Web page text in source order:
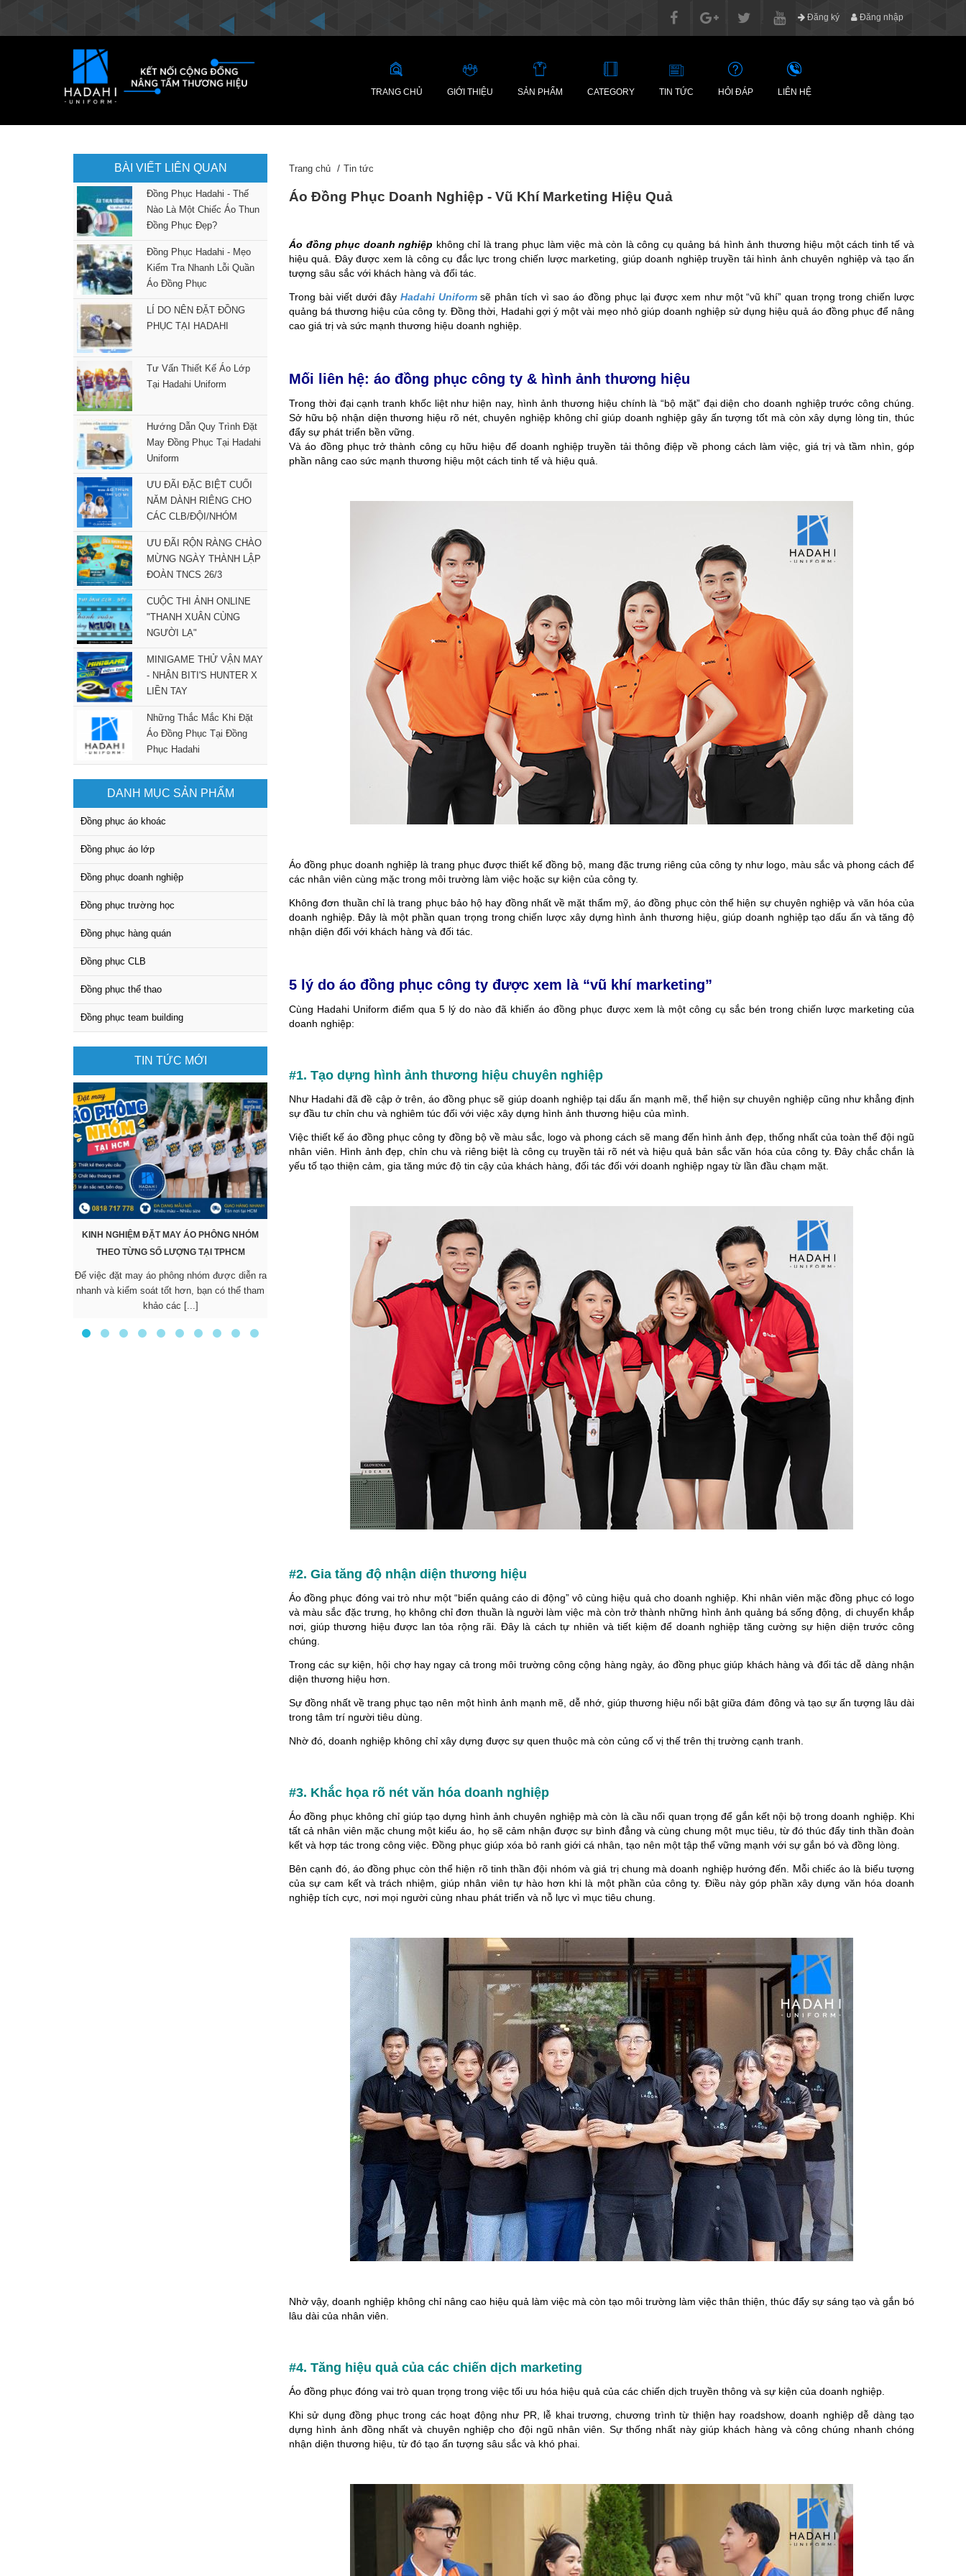
Đăng ký Đăng nhập
TRANG CHỦ GIỚI THIỆU SẢN PHẨM CATEGORY TIN TỨC HỎI ĐÁP LIÊN HỆ
BÀI VIẾT LIÊN QUAN
Đồng Phục Hadahi - Thế
Nào Là Một Chiếc Áo Thun
Đồng Phục Đẹp?
Đồng Phục Hadahi - Mẹo
Kiểm Tra Nhanh Lỗi Quần
Áo Đồng Phục
LÍ DO NÊN ĐẶT ĐỒNG
PHỤC TẠI HADAHI
Tư Vấn Thiết Kế Áo Lớp
Tại Hadahi Uniform
Hướng Dẫn Quy Trình Đặt
May Đồng Phục Tại Hadahi
Uniform
ƯU ĐÃI ĐẶC BIỆT CUỐI
NĂM DÀNH RIÊNG CHO
CÁC CLB/ĐỘI/NHÓM
ƯU ĐÃI RỘN RÀNG CHÀO
MỪNG NGÀY THÀNH LẬP
ĐOÀN TNCS 26/3
CUỘC THI ẢNH ONLINE
"THANH XUÂN CÙNG
NGƯỜI LẠ"
MINIGAME THỬ VẬN MAY
- NHẬN BITI'S HUNTER X
LIỀN TAY
Những Thắc Mắc Khi Đặt
Áo Đồng Phục Tại Đồng
Phục Hadahi
DANH MỤC SẢN PHẨM
Đồng phục áo khoác
Đồng phục áo lớp
Đồng phục doanh nghiệp
Đồng phục trường học
Đồng phục hàng quán
Đồng phục CLB
Đồng phục thể thao
Đồng phục team building
TIN TỨC MỚI
KINH NGHIỆM ĐẶT MAY ÁO PHÔNG NHÓM
THEO TỪNG SỐ LƯỢNG TẠI TPHCM
Để việc đặt may áo phông nhóm được diễn ra
nhanh và kiểm soát tốt hơn, bạn có thể tham
khảo các [...]
KHÔNG CẦN CHỜ LÂU, ĐỒNG PHỤC MAY
SẴN VẪN ĐẸP VÀ CHUYÊN NGHIỆP
Các mẫu áo đồng phục may sẵn đang nhận
được nhiều sự quan tâm của người làm
doanh nghiệp trong [...]
ĐỔI MỚI MAY ĐỒNG PHỤC HỒ CHÍ MINH ĐỂ
BỨT PHÁ 6 THÁNG CUỐI NĂM!
Cung cấp giải pháp may đồng phục chuyên
nghiệp: Tư vấn - Thiết kế - Xử lý đơn hàng
nhanh chóng. Đa [...]
XU HƯỚNG NHỮNG MẪU ÁO ĐỒNG PHỤC
ĐƯỢC ƯA CHUỘNG TẠI HADAHI 2026
Cập nhật các mẫu áo đồng phục được ưa
chuộng tại Hadahi 2026 dành cho công ty, hội
nhóm, sự kiện. [...]
Trang chủ Tin tức
Áo Đồng Phục Doanh Nghiệp - Vũ Khí Marketing Hiệu Quả
Áo đồng phục doanh nghiệp không chỉ là trang phục làm việc mà còn là công cụ quảng bá hình ảnh thương hiệu một cách tinh tế và
hiệu quả. Đây được xem là công cụ đắc lực trong chiến lược marketing, giúp doanh nghiệp truyền tải hình ảnh chuyên nghiệp và tạo ấn
tượng sâu sắc với khách hàng và đối tác.
Trong bài viết dưới đây Hadahi Uniformsẽ phân tích vì sao áo đồng phục lại được xem như một “vũ khí” quan trọng trong chiến lược
quảng bá thương hiệu của công ty. Đồng thời, Hadahi gợi ý một vài mẹo nhỏ giúp doanh nghiệp sử dụng hiệu quả áo đồng phục để nâng
cao giá trị và sức mạnh thương hiệu doanh nghiệp.
Mối liên hệ: áo đồng phục công ty & hình ảnh thương hiệu
Trong thời đại cạnh tranh khốc liệt như hiện nay, hình ảnh thương hiệu chính là “bộ mặt” đại diện cho doanh nghiệp trước công chúng.
Sở hữu bộ nhận diện thương hiệu rõ nét, chuyên nghiệp không chỉ giúp doanh nghiệp gây ấn tượng tốt mà còn xây dựng lòng tin, thúc
đẩy sự phát triển bền vững.
Và áo đồng phục trở thành công cụ hữu hiệu để doanh nghiệp truyền tải thông điệp về phong cách làm việc, giá trị và tầm nhìn, góp
phần nâng cao sức mạnh thương hiệu một cách tinh tế và hiệu quả.
Áo đồng phục doanh nghiệp là trang phục được thiết kế đồng bộ, mang đặc trưng riêng của công ty như logo, màu sắc và phong cách để
các nhân viên cùng mặc trong môi trường làm việc hoặc sự kiện của công ty.
Không đơn thuần chỉ là trang phục bảo hộ hay đồng nhất về mặt thẩm mỹ, áo đồng phục còn thể hiện sự chuyên nghiệp và văn hóa của
doanh nghiệp. Đây là một phần quan trọng trong chiến lược xây dựng hình ảnh thương hiệu, giúp doanh nghiệp tạo dấu ấn và tăng độ
nhận diện đối với khách hàng và đối tác.
5 lý do áo đồng phục công ty được xem là “vũ khí marketing”
Cùng Hadahi Uniform điểm qua 5 lý do nào đã khiến áo đồng phục được xem là một công cụ sắc bén trong chiến lược marketing của
doanh nghiệp:
#1. Tạo dựng hình ảnh thương hiệu chuyên nghiệp
Như Hadahi đã đề cập ở trên, áo đồng phục sẽ giúp doanh nghiệp tại dấu ấn mạnh mẽ, thể hiện sự chuyên nghiệp cũng như khẳng định
sự đầu tư chỉn chu và nghiêm túc đối với việc xây dựng hình ảnh thương hiệu của mình.
Việc thiết kế áo đồng phục công ty đồng bộ về màu sắc, logo và phong cách sẽ mang đến hình ảnh đẹp, thống nhất của toàn thể đội ngũ
nhân viên. Hình ảnh đẹp, chỉn chu và riêng biệt là công cụ truyền tải rõ nét và hiệu quả bản sắc văn hóa của công ty. Đây chắc chắn là
yếu tố tạo thiện cảm, gia tăng mức độ tin cậy của khách hàng, đối tác đối với doanh nghiệp ngay từ lần đầu chạm mặt.
#2. Gia tăng độ nhận diện thương hiệu
Áo đồng phục đóng vai trò như một “biển quảng cáo di động” vô cùng hiệu quả cho doanh nghiệp. Khi nhân viên mặc đồng phục có logo
và màu sắc đặc trưng, họ không chỉ đơn thuần là người làm việc mà còn trở thành những hình ảnh quảng bá sống động, di chuyển khắp
nơi, giúp thương hiệu được lan tỏa rộng rãi. Đây là cách tự nhiên và tiết kiệm để doanh nghiệp tăng cường sự hiện diện trước công
chúng.
Trong các sự kiện, hội chợ hay ngay cả trong môi trường công cộng hàng ngày, áo đồng phục giúp khách hàng và đối tác dễ dàng nhận
diện thương hiệu hơn.
Sự đồng nhất về trang phục tạo nên một hình ảnh mạnh mẽ, dễ nhớ, giúp thương hiệu nổi bật giữa đám đông và tạo sự ấn tượng lâu dài
trong tâm trí người tiêu dùng.
Nhờ đó, doanh nghiệp không chỉ xây dựng được sự quen thuộc mà còn củng cố vị thế trên thị trường cạnh tranh.
#3. Khắc họa rõ nét văn hóa doanh nghiệp
Áo đồng phục không chỉ giúp tạo dựng hình ảnh chuyên nghiệp mà còn là cầu nối quan trọng để gắn kết nội bộ trong doanh nghiệp. Khi
tất cả nhân viên mặc chung một kiểu áo, họ sẽ cảm nhận được sự bình đẳng và cùng chung một mục tiêu, từ đó thúc đẩy tinh thần đoàn
kết và hợp tác trong công việc. Đồng phục giúp xóa bỏ ranh giới cá nhân, tạo nên một tập thể vững mạnh với sự gắn bó và đồng lòng.
Bên cạnh đó, áo đồng phục còn thể hiện rõ tinh thần đội nhóm và giá trị chung mà doanh nghiệp hướng đến. Mỗi chiếc áo là biểu tượng
của sự cam kết và trách nhiệm, giúp nhân viên tự hào hơn khi là một phần của công ty. Điều này góp phần xây dựng văn hóa doanh
nghiệp tích cực, nơi mọi người cùng nhau phát triển và nỗ lực vì mục tiêu chung.
Nhờ vậy, doanh nghiệp không chỉ nâng cao hiệu quả làm việc mà còn tạo môi trường làm việc thân thiện, thúc đẩy sự sáng tạo và gắn bó
lâu dài của nhân viên.
#4. Tăng hiệu quả của các chiến dịch marketing
Áo đồng phục đóng vai trò quan trọng trong việc tối ưu hóa hiệu quả của các chiến dịch truyền thông và sự kiện của doanh nghiệp.
Khi sử dụng đồng phục trong các hoạt động như PR, lễ khai trương, chương trình từ thiện hay roadshow, doanh nghiệp dễ dàng tạo
dựng hình ảnh đồng nhất và chuyên nghiệp cho đội ngũ nhân viên. Sự thống nhất này giúp khách hàng và công chúng nhanh chóng
nhận diện thương hiệu, từ đó tạo ấn tượng sâu sắc và khó phai.